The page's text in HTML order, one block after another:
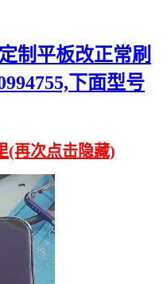
制平板改正常刷
下面型号
(再次点击隐藏)